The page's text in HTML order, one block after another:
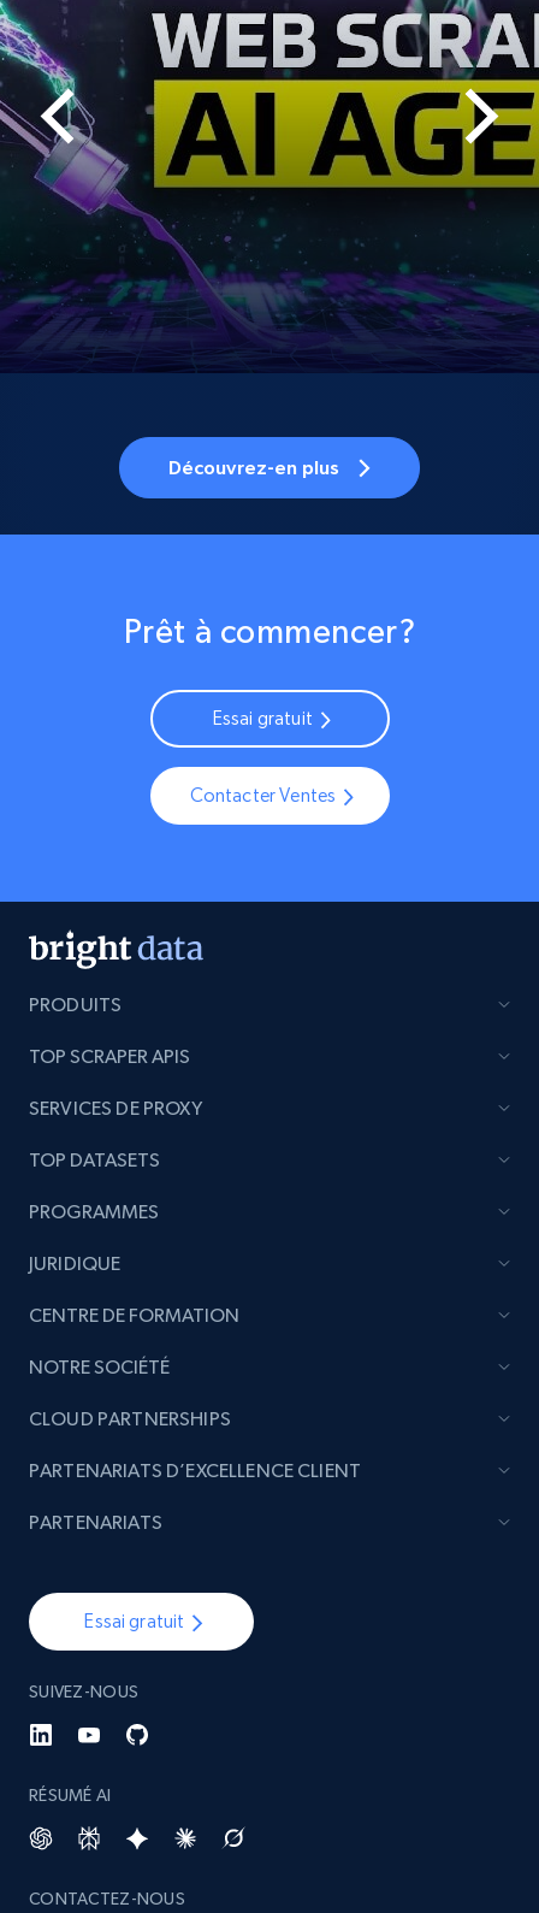
Découvrez-en plus
Prêt à commencer?
Essai gratuit
Contacter Ventes
PRODUITS
TOP SCRAPER APIS
SERVICES DE PROXY
TOP DATASETS
PROGRAMMES
JURIDIQUE
CENTRE DE FORMATION
NOTRE SOCIÉTÉ
Essai gratuit
SUIVEZ-NOUS
RÉSUMÉ AI
CONTACTEZ-NOUS
CLOUD PARTNERSHIPS
PARTENARIATS D’EXCELLENCE CLIENT
PARTENARIATS